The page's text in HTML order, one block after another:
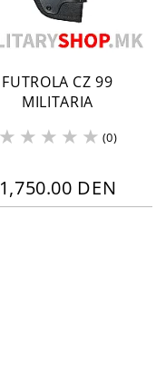
FUTROLA CZ 99
MILITARIA
(0)
1,750.00 DEN